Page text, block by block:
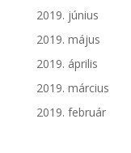
2019. június
2019. május
2019. április
2019. március
2019. február